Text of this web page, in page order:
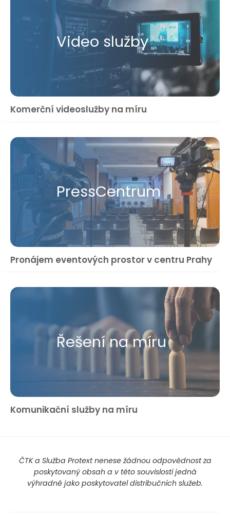
Video služby
Komerční videoslužby na míru
Press​Centrum
Pronájem eventových prostor v centru Prahy
Řešení na míru
Komunikační služby na míru
ČTK a Služba Protext nenese žádnou odpovědnost za
poskytovaný obsah a v této souvislosti jedná
výhradně jako poskytovatel distribučních služeb.